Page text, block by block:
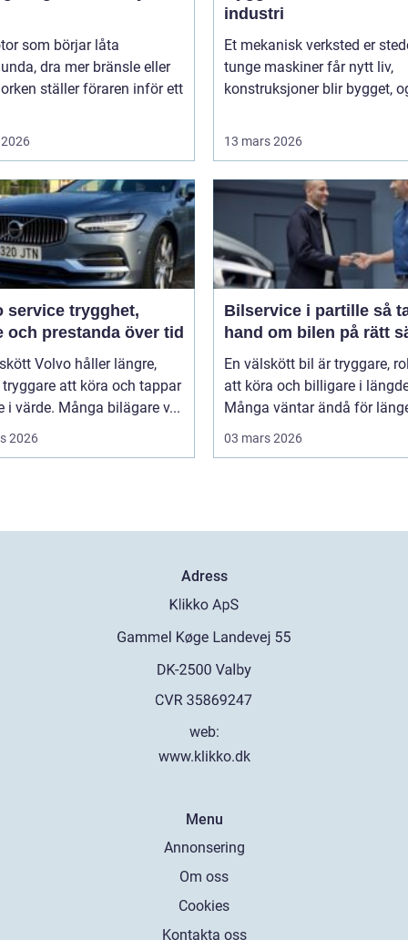
som börjar låta
dra mer bränsle eller
ställer föraren inför ett
industri
Et mekanisk verksted er
tunge maskiner får nytt liv,
konstruksjoner blir bygget,
13 mars 2026
trygghet,
och prestanda över tid
Volvo håller längre,
att köra och tappar
i värde. Många bilägare v...
2026
Bilservice i partille så tar du
hand om bilen på rätt
En välskött bil är tryggare,
att köra och billigare i
Många väntar ändå för
03 mars 2026
Adress
web:
www.klikko.dk
Menu
Annonsering
Om oss
Cookies
Kontakta oss